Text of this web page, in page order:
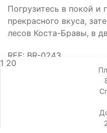
Погрузитесь в покой и
прекрасного вкуса,
лесов Коста-Бравы, в
REF: BR-0243
1 20